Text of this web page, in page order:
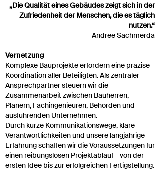
„Die Qualität eines Gebäudes zeigt sich in der
Zufriedenheit der Menschen, die es täglich
nutzen.“
Andree Sachmerda
Vernetzung
Komplexe Bauprojekte erfordern eine präzise
Koordination aller Beteiligten. Als zentraler
Ansprechpartner steuern wir die
Zusammenarbeit zwischen Bauherren,
Planern, Fachingenieuren, Behörden und
ausführenden Unternehmen.
Durch kurze Kommunikationswege, klare
Verantwortlichkeiten und unsere langjährige
Erfahrung schaffen wir die Voraussetzungen für
einen reibungslosen Projektablauf – von der
ersten Idee bis zur erfolgreichen Fertigstellung.